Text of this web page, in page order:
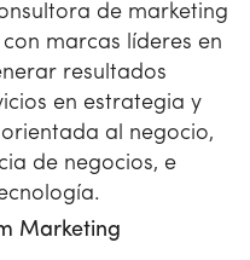
de marketing
marcas líderes en
resultados
en estrategia y
al negocio,
de negocios, e
Marketing